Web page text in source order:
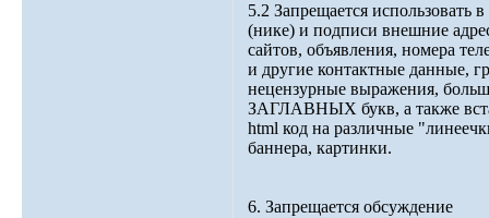
5.2 Запрещается использовать
(нике) и подписи внешние
сайтов, объявления, номера
и другие контактные данные,
нецензурные выражения,
ЗАГЛАВНЫХ букв, а также
html код на различные
баннера, картинки.
6. Запрещается обсуждение